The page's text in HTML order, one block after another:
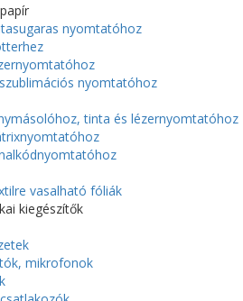
papír
nyomtatóhoz
nyomtatóhoz
tinta és lézernyomtatóhoz
vasalható fóliák
kiegészítők
mikrofonok